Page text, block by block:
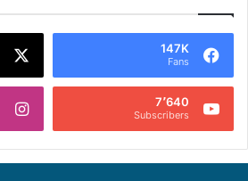
147K
Fans
7٬640
Subscribers